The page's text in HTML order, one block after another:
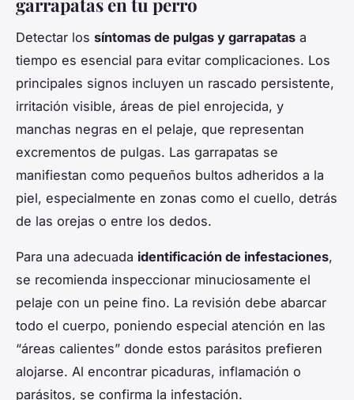
Detectar los síntomas de pulgas y garrapatas a
tiempo es esencial para evitar complicaciones. Los
principales signos incluyen un rascado persistente,
irritación visible, áreas de piel enrojecida, y
manchas negras en el pelaje, que representan
excrementos de pulgas. Las garrapatas se
manifiestan como pequeños bultos adheridos a la
piel, especialmente en zonas como el cuello, detrás
de las orejas o entre los dedos.
Para una adecuada identificación de infestaciones,
se recomienda inspeccionar minuciosamente el
pelaje con un peine fino. La revisión debe abarcar
todo el cuerpo, poniendo especial atención en las
“áreas calientes” donde estos parásitos prefieren
alojarse. Al encontrar picaduras, inflamación o
parásitos, se confirma la infestación.